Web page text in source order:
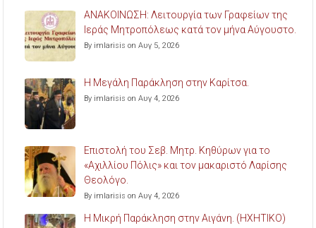
ΑΝΑΚΟΙΝΩΣΗ: Λειτουργία των Γραφείων της
Ιεράς Μητροπόλεως κατά τον μήνα Αύγουστο.
By imlarisis on Αυγ 5, 2026
Η Μεγάλη Παράκληση στην Καρίτσα.
By imlarisis on Αυγ 4, 2026
Επιστολή του Σεβ. Μητρ. Κηθύρων για το
«Αχιλλίου Πόλις» και τον μακαριστό Λαρίσης
Θεολόγο.
By imlarisis on Αυγ 4, 2026
Η Μικρή Παράκληση στην Αιγάνη. (ΗΧΗΤΙΚΟ)